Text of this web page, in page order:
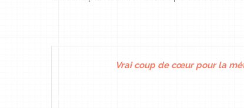
Vrai coup de cœur pour la